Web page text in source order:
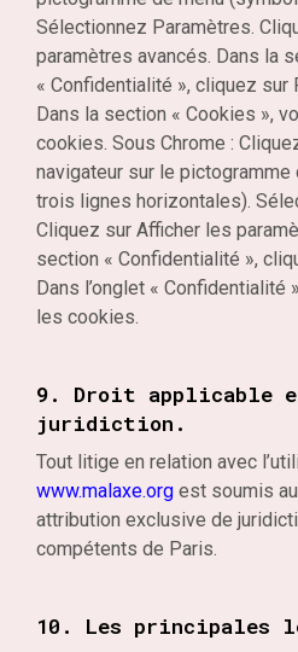
Sélectionnez Paramètres.
paramètres avancés. Dans la
« Confidentialité », cliquez sur
Dans la section « Cookies »,
cookies. Sous Chrome :
navigateur sur le
trois lignes horizontales).
Cliquez sur Afficher les
section « Confidentialité »,
Dans l’onglet «
les cookies.
9. Droit applicable
juridiction.
Tout litige en relation avec
www.malaxe.org est soumis
attribution exclusive de
compétents de Paris.
10. Les principales